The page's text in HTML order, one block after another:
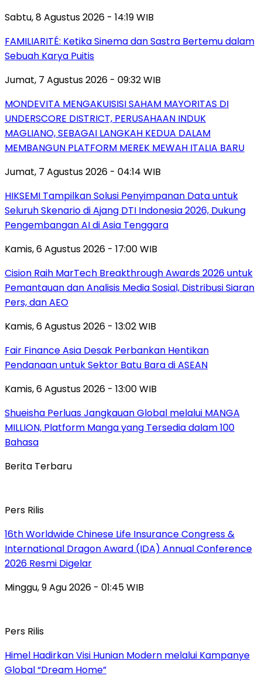
Sabtu, 8 Agustus 2026 - 14:19 WIB
FAMILIARITÉ: Ketika Sinema dan Sastra Bertemu dalam
Sebuah Karya Puitis
Jumat, 7 Agustus 2026 - 09:32 WIB
MONDEVITA MENGAKUISISI SAHAM MAYORITAS DI
UNDERSCORE DISTRICT, PERUSAHAAN INDUK
MAGLIANO, SEBAGAI LANGKAH KEDUA DALAM
MEMBANGUN PLATFORM MEREK MEWAH ITALIA BARU
Jumat, 7 Agustus 2026 - 04:14 WIB
HIKSEMI Tampilkan Solusi Penyimpanan Data untuk
Seluruh Skenario di Ajang DTI Indonesia 2026, Dukung
Pengembangan AI di Asia Tenggara
Kamis, 6 Agustus 2026 - 17:00 WIB
Cision Raih MarTech Breakthrough Awards 2026 untuk
Pemantauan dan Analisis Media Sosial, Distribusi Siaran
Pers, dan AEO
Kamis, 6 Agustus 2026 - 13:02 WIB
Fair Finance Asia Desak Perbankan Hentikan
Pendanaan untuk Sektor Batu Bara di ASEAN
Kamis, 6 Agustus 2026 - 13:00 WIB
Shueisha Perluas Jangkauan Global melalui MANGA
MILLION, Platform Manga yang Tersedia dalam 100
Bahasa
Berita Terbaru
Pers Rilis
16th Worldwide Chinese Life Insurance Congress &
International Dragon Award (IDA) Annual Conference
2026 Resmi Digelar
Minggu, 9 Agu 2026 - 01:45 WIB
Pers Rilis
Himel Hadirkan Visi Hunian Modern melalui Kampanye
Global “Dream Home”